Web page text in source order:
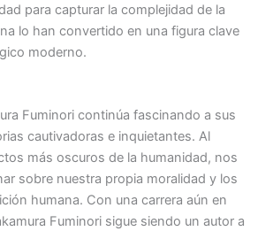
para capturar la complejidad de la
lo han convertido en una figura clave
moderno.
Fuminori continúa fascinando a sus
cautivadoras e inquietantes. Al
más oscuros de la humanidad, nos
sobre nuestra propia moralidad y los
humana. Con una carrera aún en
Fuminori sigue siendo un autor a